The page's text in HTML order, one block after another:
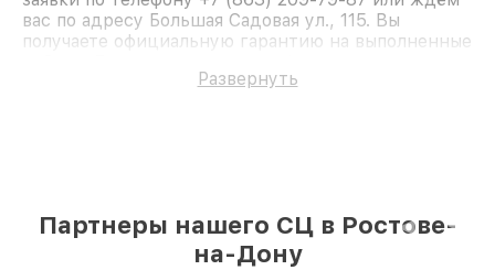
вас по адресу Большая Садовая ул., 115. Вы
получаете официальную гарантию на выполненные
Развернуть
Партнеры нашего СЦ в Ростове-
на-Дону